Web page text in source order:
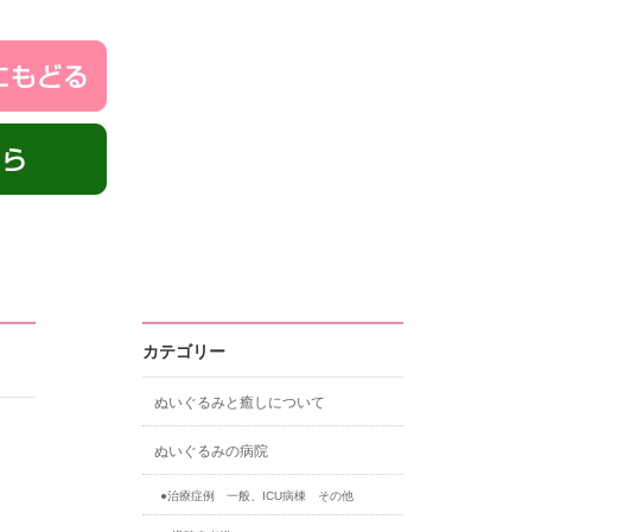
カテゴリー
ぬいぐるみと癒しについて
ぬいぐるみの病院
●治療症例 一般、ICU病棟 その他